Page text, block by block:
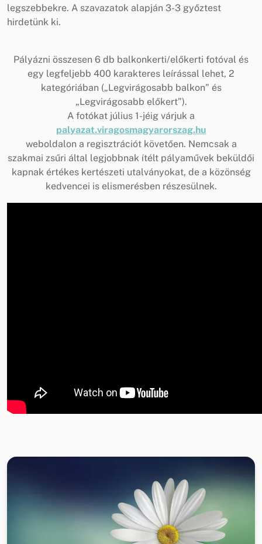
legszebbekre. A szavazatok alapján 3-3 győztest
hirdetünk ki.
Pályázni összesen 6 db balkonkerti/előkerti fotóval és
egy legfeljebb 400 karakteres leírással lehet, 2
kategóriában („Legvirágosabb balkon” és
„Legvirágosabb előkert”).
A fotókat július 1-jéig várjuk a
palyazat.viragosmagyarorszag.hu
weboldalon a regisztrációt követően. Nemcsak a
szakmai zsűri által legjobbnak ítélt pályaművek beküldői
kapnak értékes kertészeti utalványokat, de a közönség
kedvencei is elismerésben részesülnek.